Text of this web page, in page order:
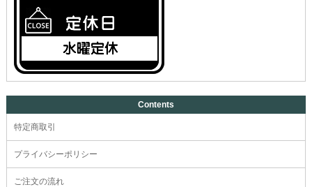
Contents
特定商取引
プライバシーポリシー
ご注文の流れ